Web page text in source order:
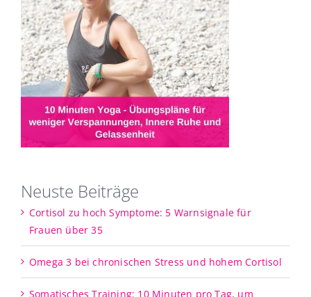
Neuste Beiträge
Cortisol zu hoch Symptome: 5 Warnsignale für
Frauen über 35
Omega 3 bei chronischen Stress und hohem Cortisol
Somatisches Training: 10 Minuten pro Tag, um